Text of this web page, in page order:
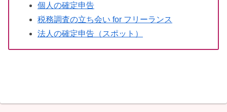
個人の確定申告
税務調査の立ち会い for フリーランス
法人の確定申告（スポット）